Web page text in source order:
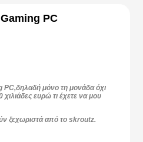
PC
μόνο τη μονάδα όχι
ευρώ τι έχετε να μου
ξεχωριστά από το skroutz.